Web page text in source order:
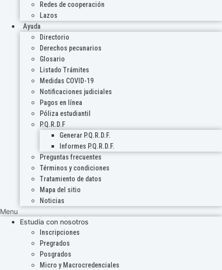
Redes de cooperación
Lazos
Ayuda
Directorio
Derechos pecunarios
Glosario
Listado Trámites
Medidas COVID-19
Notificaciones judiciales
Pagos en línea
Póliza estudiantil
P.Q.R.D.F
Generar P.Q.R.D.F.
Informes P.Q.R.D.F.
Preguntas frecuentes
Términos y condiciones
Tratamiento de datos
Mapa del sitio
Noticias
Menu
Estudia con nosotros
Inscripciones
Pregrados
Posgrados
Micro y Macrocredenciales